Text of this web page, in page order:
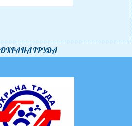
ОХРАНА ТРУДА